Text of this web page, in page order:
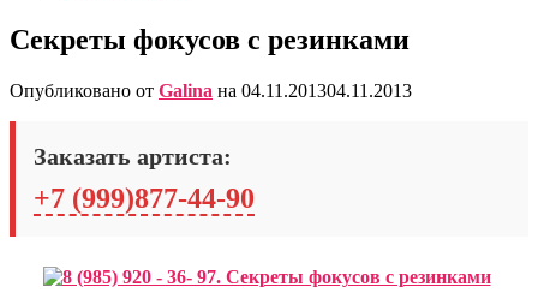
Секреты фокусов с резинками
Опубликовано от Galina на 04.11.201304.11.2013
Заказать артиста:
+7 (999)877-44-90